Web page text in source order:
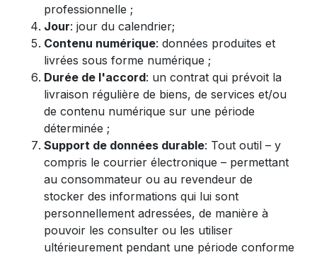
professionnelle ;
Jour: jour du calendrier;
Contenu numérique: données produites et
livrées sous forme numérique ;
Durée de l'accord: un contrat qui prévoit la
livraison régulière de biens, de services et/ou
de contenu numérique sur une période
déterminée ;
Support de données durable: Tout outil – y
compris le courrier électronique – permettant
au consommateur ou au revendeur de
stocker des informations qui lui sont
personnellement adressées, de manière à
pouvoir les consulter ou les utiliser
ultérieurement pendant une période conforme